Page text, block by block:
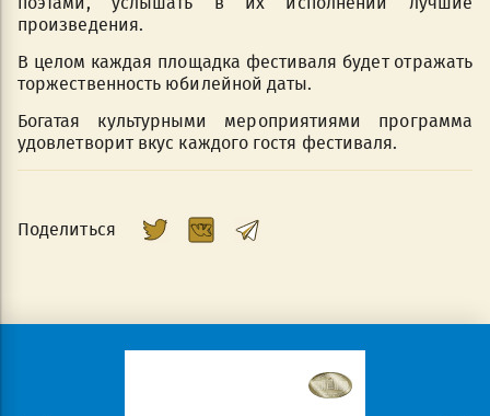
произведения.
В целом каждая площадка фестиваля будет отражать
торжественность юбилейной даты.
Богатая культурными мероприятиями программа
удовлетворит вкус каждого гостя фестиваля.
Поделиться